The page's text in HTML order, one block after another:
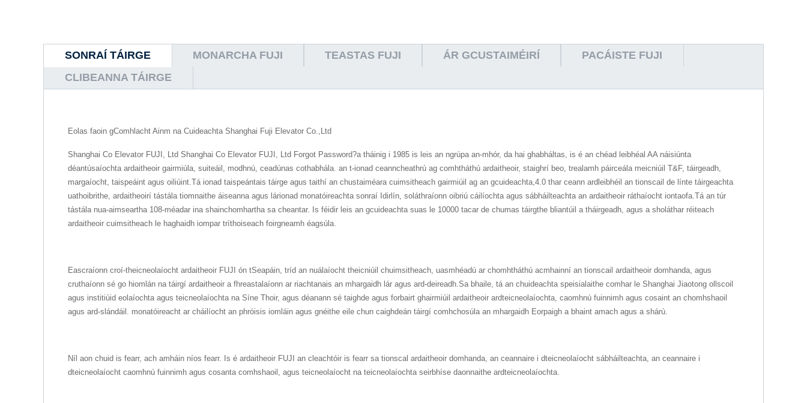
SONRAÍ TÁIRGE MONARCHA FUJI TEASTAS FUJI ÁR GCUSTAIMÉIRÍ
PACÁISTE FUJI
CLIBEANNA TÁIRGE
Eolas faoin gComhlacht Ainm na Cuideachta Shanghai Fuji Elevator Co.,Ltd
Shanghai Co Elevator FUJI, Ltd Shanghai Co Elevator FUJI, Ltd Forgot Password?a tháinig i 1985 is leis an ngrúpa an-mhór, da hai ghabháltas, is é an chéad leibhéal AA náisiúnta
déantúsaíochta ardaitheoir gairmiúla, suiteáil, modhnú, ceadúnas cothabhála. an t-ionad ceanncheathrú ag comhtháthú ardaitheoir, staighrí beo, trealamh páirceála meicniúil T&F, táirgeadh,
margaíocht, taispeáint agus oiliúint.Tá ionad taispeántais táirge agus taithí an chustaiméara cuimsitheach gairmiúil ag an gcuideachta,4.0 thar ceann ardleibhéil an tionscail de línte táirgeachta
uathoibrithe, ardaitheoirí tástála tiomnaithe áiseanna agus lárionad monatóireachta sonraí Idirlín, soláthraíonn oibriú cáilíochta agus sábháilteachta an ardaitheoir ráthaíocht iontaofa.Tá an túr
tástála nua-aimseartha 108-méadar ina shainchomhartha sa cheantar. Is féidir leis an gcuideachta suas le 10000 tacar de chumas táirgthe bliantúil a tháirgeadh, agus a sholáthar réiteach
ardaitheoir cuimsitheach le haghaidh iompar tríthoiseach foirgneamh éagsúla.
Eascraíonn croí-theicneolaíocht ardaitheoir FUJI ón tSeapáin, tríd an nuálaíocht theicniúil chuimsitheach, uasmhéadú ar chomhtháthú acmhainní an tionscail ardaitheoir domhanda, agus
cruthaíonn sé go hiomlán na táirgí ardaitheoir a fhreastalaíonn ar riachtanais an mhargaidh lár agus ard-deireadh.Sa bhaile, tá an chuideachta speisialaithe comhar le Shanghai Jiaotong ollscoil
agus institiúid eolaíochta agus teicneolaíochta na Síne Thoir, agus déanann sé taighde agus forbairt ghairmiúil ardaitheoir ardteicneolaíochta, caomhnú fuinnimh agus cosaint an chomhshaoil ​​
agus ard-slándáil. monatóireacht ar cháilíocht an phróisis iomláin agus gnéithe eile chun caighdeán táirgí comhchosúla an mhargaidh Eorpaigh a bhaint amach agus a shárú.
Níl aon chuid is fearr, ach amháin níos fearr. Is é ardaitheoir FUJI an cleachtóir is fearr sa tionscal ardaitheoir domhanda, an ceannaire i dteicneolaíocht sábháilteachta, an ceannaire i
dteicneolaíocht caomhnú fuinnimh agus cosanta comhshaoil, agus teicneolaíocht na teicneolaíochta seirbhíse daonnaithe ardteicneolaíochta.